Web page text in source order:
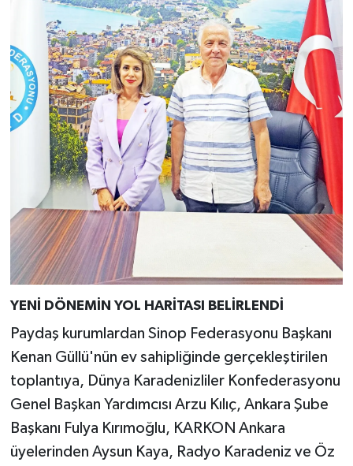
YENİ DÖNEMİN YOL HARİTASI BELİRLENDİ
Paydaş kurumlardan Sinop Federasyonu Başkanı
Kenan Güllü'nün ev sahipliğinde gerçekleştirilen
toplantıya, Dünya Karadenizliler Konfederasyonu
Genel Başkan Yardımcısı Arzu Kılıç, Ankara Şube
Başkanı Fulya Kırımoğlu, KARKON Ankara
üyelerinden Aysun Kaya, Radyo Karadeniz ve Öz